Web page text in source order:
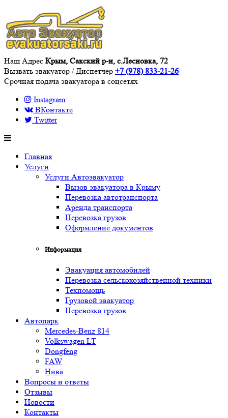
Наш Адрес Крым, Сакский р-н, с.Лесновка, 72
Вызвать эвакуатор / Диспетчер +7 (978) 833-21-26
Срочная подача эвакуатора в соцсетях
Instagram
ВКонтакте
Twitter
Главная
Услуги
Услуги Автоэвакуатор
Вызов эвакуатора в Крыму
Перевозка автотранспорта
Аренда транспорта
Перевозка грузов
Оформление документов
Информация
Эвакуация автомобилей
Перевозка сельскохозяйственной техники
Техпомощь
Грузовой эвакуатор
Перевозка грузов
Автопарк
Mercedes-Benz 814
Volkswagen LT
Dongfeng
FAW
Нива
Вопросы и ответы
Отзывы
Новости
Контакты